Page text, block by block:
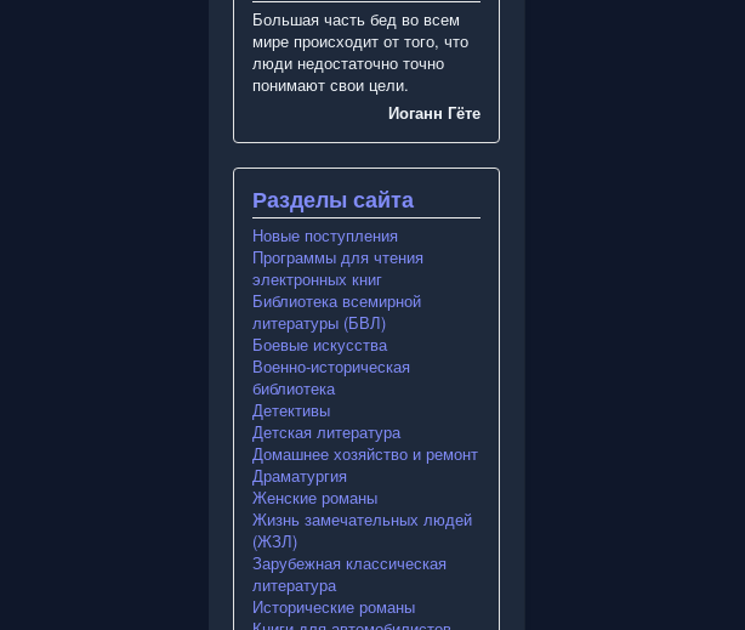
Большая часть бед во всем
мире происходит от того, что
люди недостаточно точно
понимают свои цели.
Иоганн Гёте
Разделы сайта
Новые поступления
Программы для чтения
электронных книг
Библиотека всемирной
литературы (БВЛ)
Боевые искусства
Военно-историческая
библиотека
Детективы
Детская литература
Домашнее хозяйство и ремонт
Драматургия
Женские романы
Жизнь замечательных людей
(ЖЗЛ)
Зарубежная классическая
литература
Исторические романы